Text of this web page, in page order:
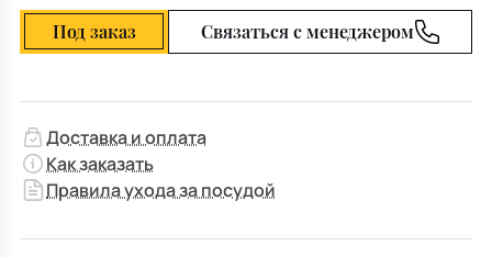
Под заказ Связаться с менеджером
Доставка и оплата
Как заказать
Правила ухода за посудой